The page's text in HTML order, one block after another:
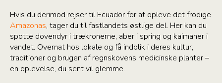
Hvis du derimod rejser til Ecuador for at opleve det frodige
Amazonas, tager du til fastlandets østlige del. Her kan du
spotte dovendyr i trækronerne, aber i spring og kaimaner i
vandet. Overnat hos lokale og få indblik i deres kultur,
traditioner og brugen af regnskovens medicinske planter –
en oplevelse, du sent vil glemme.